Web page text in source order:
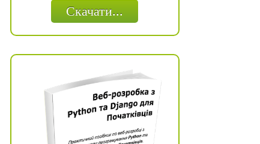
Скачати...